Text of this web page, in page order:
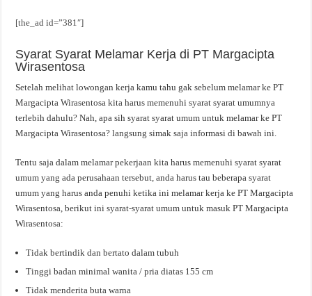
[the_ad id=”381″]
Syarat Syarat Melamar Kerja di PT Margacipta
Wirasentosa
Setelah melihat lowongan kerja kamu tahu gak sebelum melamar ke PT
Margacipta Wirasentosa kita harus memenuhi syarat syarat umumnya
terlebih dahulu? Nah, apa sih syarat syarat umum untuk melamar ke PT
Margacipta Wirasentosa? langsung simak saja informasi di bawah ini.
Tentu saja dalam melamar pekerjaan kita harus memenuhi syarat syarat
umum yang ada perusahaan tersebut, anda harus tau beberapa syarat
umum yang harus anda penuhi ketika ini melamar kerja ke PT Margacipta
Wirasentosa, berikut ini syarat-syarat umum untuk masuk PT Margacipta
Wirasentosa:
Tidak bertindik dan bertato dalam tubuh
Tinggi badan minimal wanita / pria diatas 155 cm
Tidak menderita buta warna